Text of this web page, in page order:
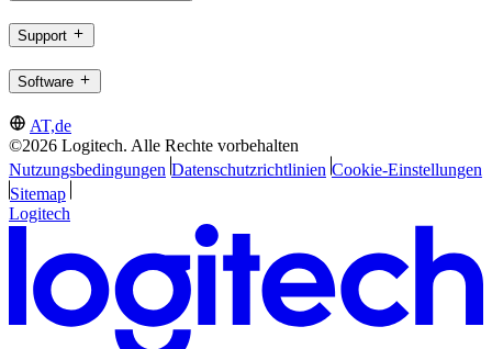
Support
Software
AT,de
©2026 Logitech. Alle Rechte vorbehalten
Nutzungsbedingungen Datenschutzrichtlinien Cookie-Einstellungen
Sitemap
Logitech